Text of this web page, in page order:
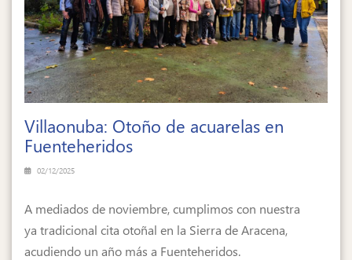
Villaonuba: Otoño de acuarelas en
Fuenteheridos
02/12/2025
A mediados de noviembre, cumplimos con nuestra
ya tradicional cita otoñal en la Sierra de Aracena,
acudiendo un año más a Fuenteheridos.